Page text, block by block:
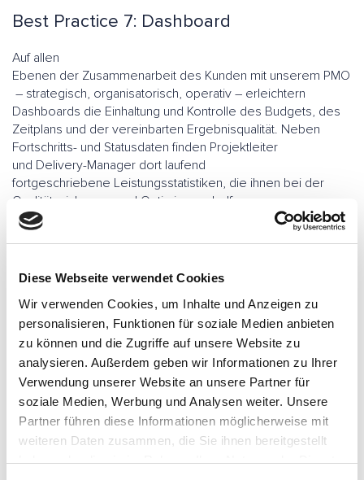
Diese Webseite verwendet Cookies
Wir verwenden Cookies, um Inhalte und Anzeigen zu
personalisieren, Funktionen für soziale Medien anbieten
zu können und die Zugriffe auf unsere Website zu
analysieren. Außerdem geben wir Informationen zu Ihrer
Verwendung unserer Website an unsere Partner für
soziale Medien, Werbung und Analysen weiter. Unsere
Partner führen diese Informationen möglicherweise mit
weiteren Daten zusammen, die Sie ihnen bereitgestellt
haben oder die sie im Rahmen Ihrer Nutzung der Dienste
Best Practice 7: Dashboard
Auf allen
Ebenen der Zusammenarbeit des Kunden mit unserem PMO
– strategisch, organisatorisch, operativ – erleichtern
Dashboards die Einhaltung und Kontrolle des Budgets, des
Zeitplans und der vereinbarten Ergebnisqualität. Neben
Fortschritts- und Statusdaten finden Projektleiter
und Delivery-Manager dort laufend
fortgeschriebene Leistungsstatistiken, die ihnen bei der
Qualitätssicherung und Optimierung helfen.
Kontaktieren Sie uns, bei
weiteren Fragen zu
PMOaaMS.